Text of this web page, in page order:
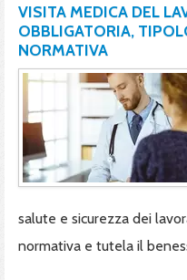
VISITA MEDICA DEL
OBBLIGATORIA,
NORMATIVA
salute e sicurezza dei
normativa e tutela il